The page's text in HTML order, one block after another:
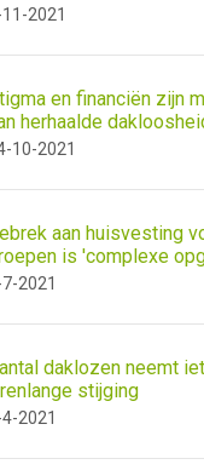
2021
en financiën zijn
herhaalde
10-2021
aan huisvesting
is 'complexe
2021
daklozen neemt
stijging
2021